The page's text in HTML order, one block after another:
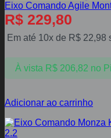
Eixo Comando Agile
R$ 229,80
Em até 10x de R$ 22,98
À vista R$206,82 no
Adicionar ao carrinho